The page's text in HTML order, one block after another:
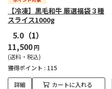
【冷凍】黒毛和牛 厳選福袋３種
スライス1000g
5.0 （1）
11,500円
(送料・税込)
獲得ポイント : 115
詳細 カートに入れる